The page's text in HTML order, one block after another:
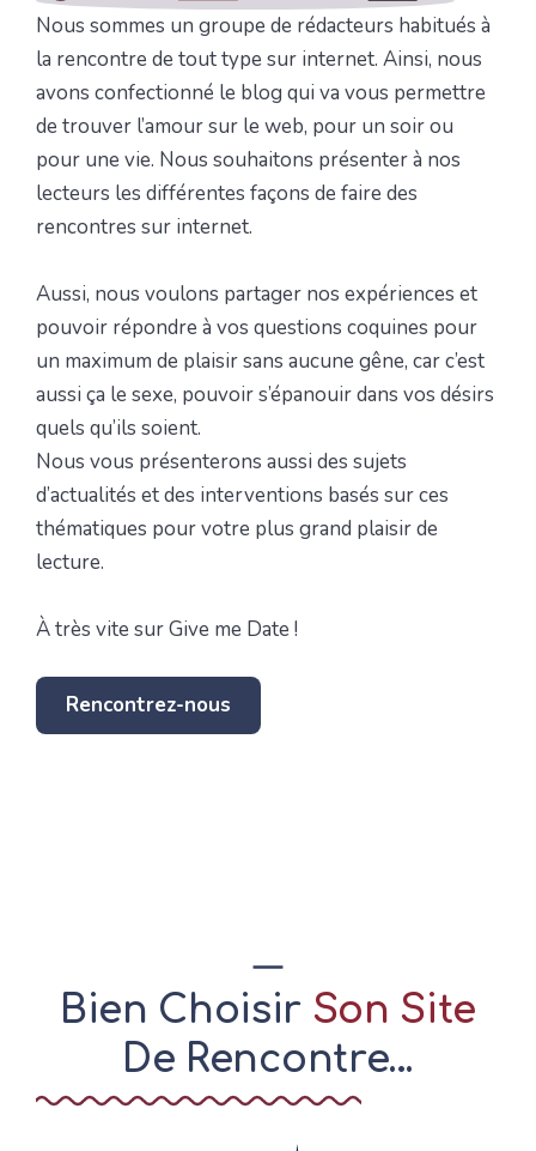
Nous sommes un groupe de rédacteurs habitués à
la rencontre de tout type sur internet. Ainsi, nous
avons confectionné le blog qui va vous permettre
de trouver l’amour sur le web, pour un soir ou
pour une vie. Nous souhaitons présenter à nos
lecteurs les différentes façons de faire des
rencontres sur internet.
Aussi, nous voulons partager nos expériences et
pouvoir répondre à vos questions coquines pour
un maximum de plaisir sans aucune gêne, car c’est
aussi ça le sexe, pouvoir s’épanouir dans vos désirs
quels qu’ils soient.
Nous vous présenterons aussi des sujets
d’actualités et des interventions basés sur ces
thématiques pour votre plus grand plaisir de
lecture.
À très vite sur Give me Date !
Rencontrez-nous
Bien Choisir Son Site
De Rencontre…